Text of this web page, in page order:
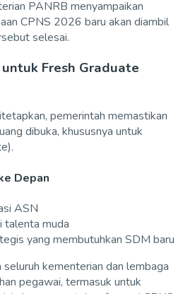
PANRB menyampaikan
CPNS 2026 baru akan diambil
selesai.
Fresh Graduate
pemerintah memastikan
dibuka, khususnya untuk
Depan
ASN
talenta muda
yang membutuhkan SDM baru
kementerian dan lembaga
pegawai, termasuk untuk